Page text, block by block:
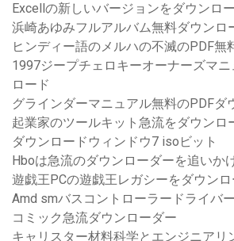
Excellの新しいバージョンをダウンロ
浜崎あゆみフルアルバム無料ダウンロ
ヒンディー語のメルハの不滅のPDF無
1997ジープチェロキーオーナーズマ
ロード
グラインダーマニュアル無料のPDFダ
起業家のツールキット急流をダウンロ
ダウンロードウィンドウ7 isoビット
Hboは急流のダウンローダーを追いか
遊戯王PCの遊戯王レガシーをダウンロ
Amd smバスコントローラードライバ
コミック急流ダウンローダー
キャリスター材料科学とエンジニアリ